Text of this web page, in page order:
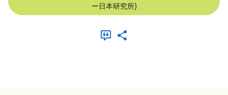
ー日本研究所)